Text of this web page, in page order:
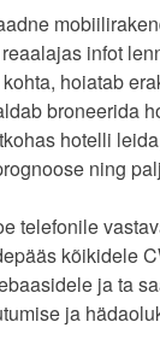
infot
hoiatab
broneerida
hotelli
ning
telefonile
kõikidele
ja ta
ja